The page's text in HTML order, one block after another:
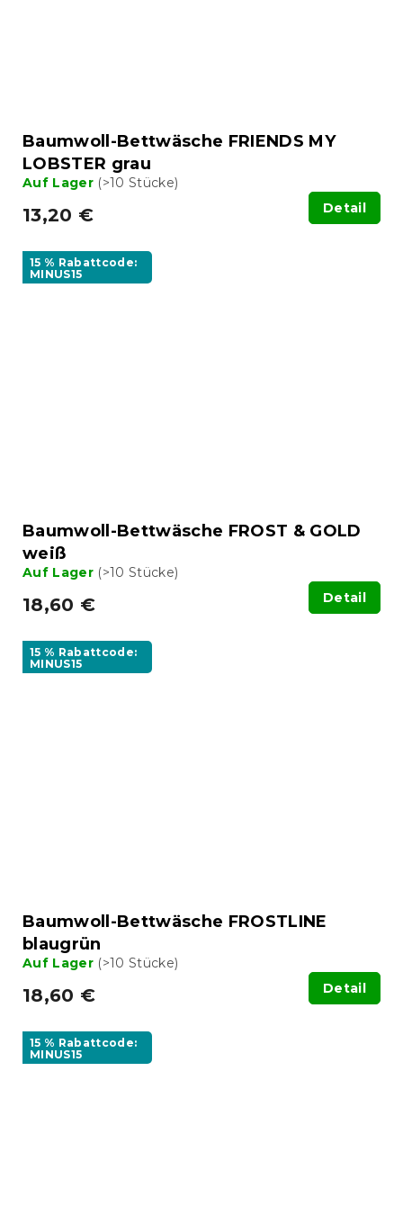
Baumwoll-Bettwäsche FRIENDS MY
LOBSTER grau
Auf Lager (>10 Stücke)
13,20 € Detail
15 % Rabattcode:
MINUS15
Baumwoll-Bettwäsche FROST & GOLD
weiß
Auf Lager (>10 Stücke)
18,60 € Detail
15 % Rabattcode:
MINUS15
Baumwoll-Bettwäsche FROSTLINE
blaugrün
Auf Lager (>10 Stücke)
18,60 € Detail
15 % Rabattcode:
MINUS15